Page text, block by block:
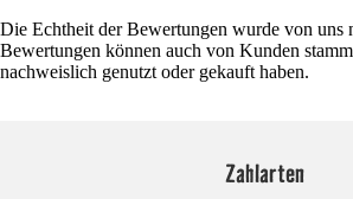
Die Echtheit der Bewertungen wurde von uns
Bewertungen können auch von Kunden
nachweislich genutzt oder gekauft haben.
Zahlarten